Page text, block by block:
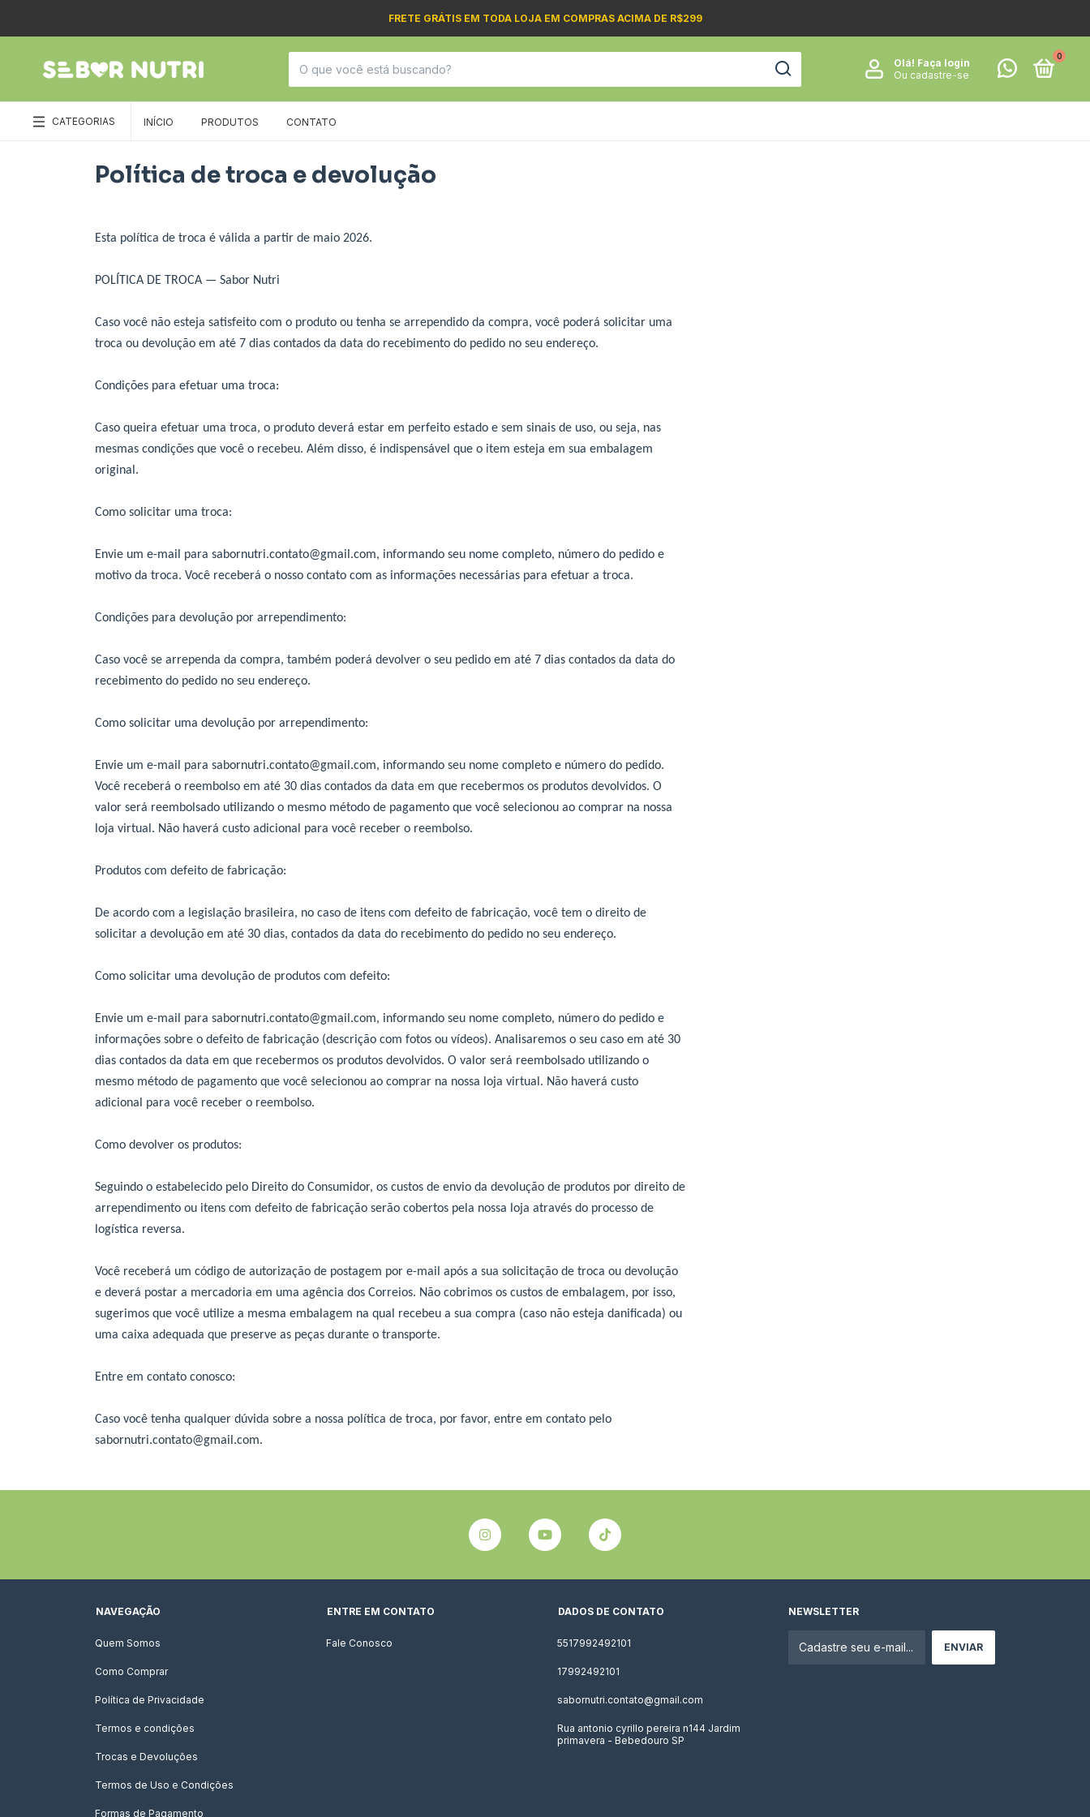
FRETE GRÁTIS EM TODA LOJA EM COMPRAS ACIMA DE R$299
Olá! Faça login
Ou cadastre-se
0
CATEGORIAS INÍCIO PRODUTOS CONTATO
Política de troca e devolução
Esta política de troca é válida a partir de maio 2026.
POLÍTICA DE TROCA — Sabor Nutri
Caso você não esteja satisfeito com o produto ou tenha se arrependido da compra, você poderá solicitar uma
troca ou devolução em até 7 dias contados da data do recebimento do pedido no seu endereço.
Condições para efetuar uma troca:
Caso queira efetuar uma troca, o produto deverá estar em perfeito estado e sem sinais de uso, ou seja, nas
mesmas condições que você o recebeu. Além disso, é indispensável que o item esteja em sua embalagem
original.
Como solicitar uma troca:
Envie um e-mail para sabornutri.contato@gmail.com, informando seu nome completo, número do pedido e
motivo da troca. Você receberá o nosso contato com as informações necessárias para efetuar a troca.
Condições para devolução por arrependimento:
Caso você se arrependa da compra, também poderá devolver o seu pedido em até 7 dias contados da data do
recebimento do pedido no seu endereço.
Como solicitar uma devolução por arrependimento:
Envie um e-mail para sabornutri.contato@gmail.com, informando seu nome completo e número do pedido.
Você receberá o reembolso em até 30 dias contados da data em que recebermos os produtos devolvidos. O
valor será reembolsado utilizando o mesmo método de pagamento que você selecionou ao comprar na nossa
loja virtual. Não haverá custo adicional para você receber o reembolso.
Produtos com defeito de fabricação:
De acordo com a legislação brasileira, no caso de itens com defeito de fabricação, você tem o direito de
solicitar a devolução em até 30 dias, contados da data do recebimento do pedido no seu endereço.
Como solicitar uma devolução de produtos com defeito:
Envie um e-mail para sabornutri.contato@gmail.com, informando seu nome completo, número do pedido e
informações sobre o defeito de fabricação (descrição com fotos ou vídeos). Analisaremos o seu caso em até 30
dias contados da data em que recebermos os produtos devolvidos. O valor será reembolsado utilizando o
mesmo método de pagamento que você selecionou ao comprar na nossa loja virtual. Não haverá custo
adicional para você receber o reembolso.
Como devolver os produtos:
Seguindo o estabelecido pelo Direito do Consumidor, os custos de envio da devolução de produtos por direito de
arrependimento ou itens com defeito de fabricação serão cobertos pela nossa loja através do processo de
logística reversa.
Você receberá um código de autorização de postagem por e-mail após a sua solicitação de troca ou devolução
e deverá postar a mercadoria em uma agência dos Correios. Não cobrimos os custos de embalagem, por isso,
sugerimos que você utilize a mesma embalagem na qual recebeu a sua compra (caso não esteja danificada) ou
uma caixa adequada que preserve as peças durante o transporte.
Entre em contato conosco:
Caso você tenha qualquer dúvida sobre a nossa política de troca, por favor, entre em contato pelo
sabornutri.contato@gmail.com.
NAVEGAÇÃO
Quem Somos
Como Comprar
Política de Privacidade
Termos e condições
Trocas e Devoluções
Termos de Uso e Condições
Formas de Pagamento
ENTRE EM CONTATO
Fale Conosco
DADOS DE CONTATO
5517992492101
17992492101
sabornutri.contato@gmail.com
Rua antonio cyrillo pereira n144 Jardim
primavera - Bebedouro SP
NEWSLETTER